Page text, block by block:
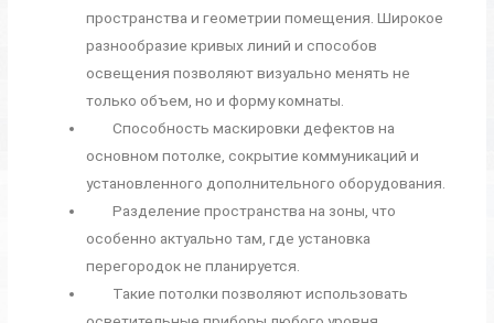
пространства и геометрии помещения. Широкое
разнообразие кривых линий и способов
освещения позволяют визуально менять не
только объем, но и форму комнаты.
Способность маскировки дефектов на
основном потолке, сокрытие коммуникаций и
установленного дополнительного оборудования.
Разделение пространства на зоны, что
особенно актуально там, где установка
перегородок не планируется.
Такие потолки позволяют использовать